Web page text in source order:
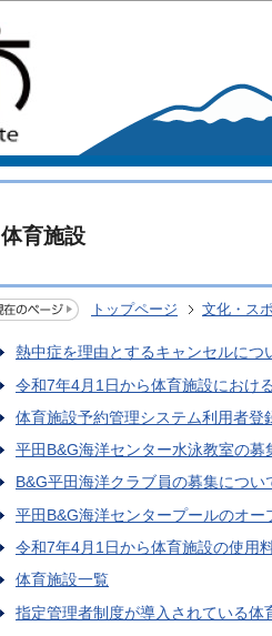
体育施設
トップページ 文化・ス
熱中症を理由とするキャンセルにつ
令和7年4月1日から体育施設におけ
体育施設予約管理システム利用者登
平田B&G海洋センター水泳教室の募
B&G平田海洋クラブ員の募集につい
平田B&G海洋センタープールのオー
令和7年4月1日から体育施設の使用
体育施設一覧
指定管理者制度が導入されている体